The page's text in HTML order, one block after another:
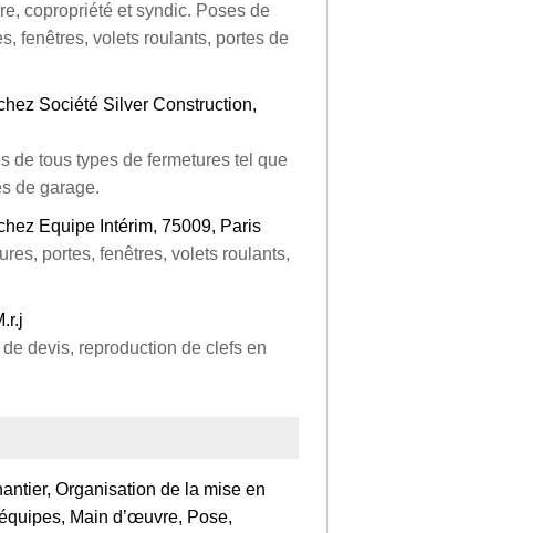
copropriété et syndic. Poses de
fenêtres, volets roulants, portes de
Société Silver Construction,
de tous types de fermetures tel que
de garage.
Equipe Intérim, 75009, Paris
portes, fenêtres, volets roulants,
devis, reproduction de clefs en
Organisation de la mise en
Main d’œuvre, Pose,